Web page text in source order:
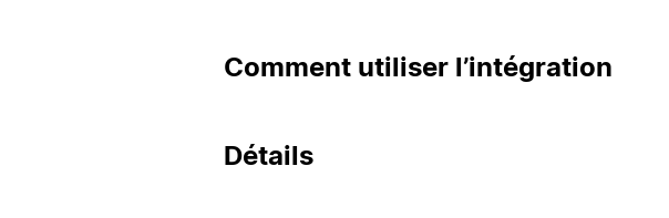
Comment utiliser l’intégration
Détails